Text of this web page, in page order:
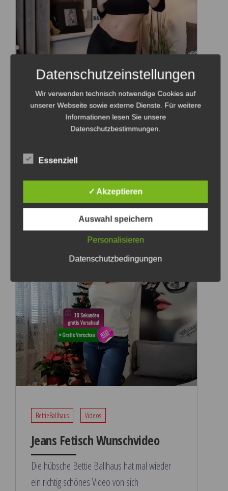
BettieBallhaus Videos
Die heißeste Stuhl Show
Oh mann, welcher Mann wird bei der
hübschen Bettie Ballhaus schon nicht
schwach? Wie Sie sich gekonnt auf Ihrem
weißen Stuhl räkelt und sich für […]
14. März 2021
BettieBallhaus Videos
Jeans Fetisch Wunschvideo
Die hübsche Bettie Ballhaus hat mal wieder
ein richtig schönes Video von sich
Datenschutzeinstellungen
Wir verwenden technisch notwendige Cookies auf
unserer Webseite sowie externe Dienste. Für weitere
Informationen lesen Sie unsere
Datenschutzbestimmungen.
Essenziell
✓ Akzeptieren
Auswahl speichern
Personalisieren
Datenschutzbedingungen